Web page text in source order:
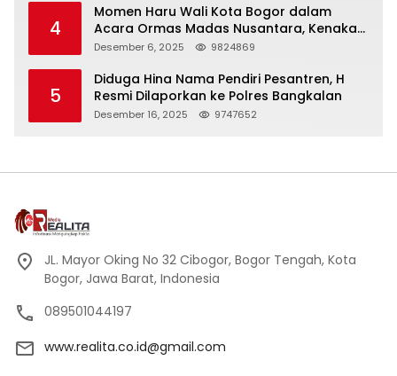
4
Momen Haru Wali Kota Bogor dalam
Acara Ormas Madas Nusantara, Kenakan
Peci Hitam Tinggi sebagai Simbol
Desember 6, 2025 9824869
5
Diduga Hina Nama Pendiri Pesantren, H
Resmi Dilaporkan ke Polres Bangkalan
Desember 16, 2025 9747652
JL. Mayor Oking No 32 Cibogor, Bogor Tengah, Kota
Bogor, Jawa Barat, Indonesia
089501044197
www.realita.co.id@gmail.com